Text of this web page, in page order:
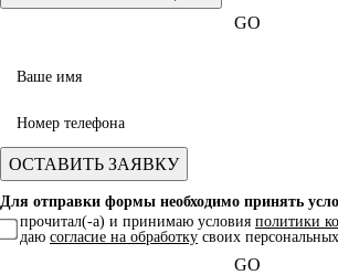
GO
Для отправки формы необходимо принять
прочитал(-а) и принимаю условия политики
даю согласие на обработку своих
GO